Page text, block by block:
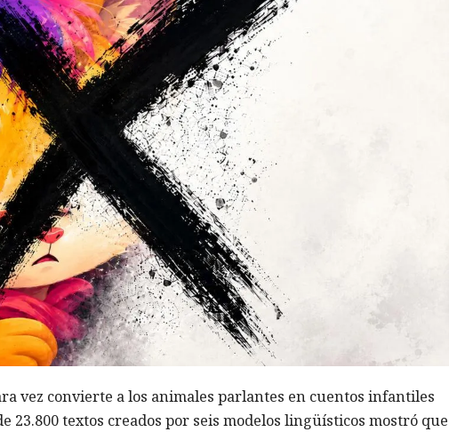
vez convierte a los animales parlantes en cuentos infantiles
23.800 textos creados por seis modelos lingüísticos mostró que